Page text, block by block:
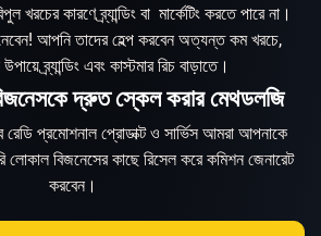
কারণে ব্র্যান্ডিং বা মার্কেটিং করতে পারে না।
আপনি তাদের হেল্প করবেন অত্যন্ত কম খরচে,
ব্র্যান্ডিং এবং কাস্টমার রিচ বাড়াতে।
দ্রুত স্কেল করারমেথডলজি
রেডি প্রমোশনাল প্রোডাক্ট ও সার্ভিস আমরা আপনাকে
বিজনেসের কাছে রিসেল করে কমিশন জেনারেট
করবেন।